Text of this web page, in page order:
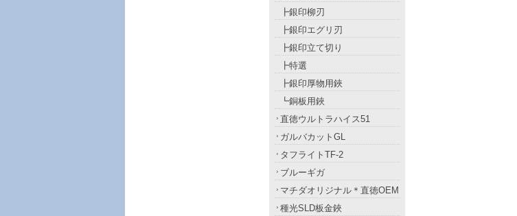
┣銀印柳刃
┣銀印エグリ刃
┣銀印立て切り
┣特選
┣銀印厚物用鋏
┗銅板用鋏
直徳ウルトラハイス51
ガルバカットGL
タフライトTF-2
ブルーギガ
マチダオリジナル＊直徳OEM
種光SLD板金鋏